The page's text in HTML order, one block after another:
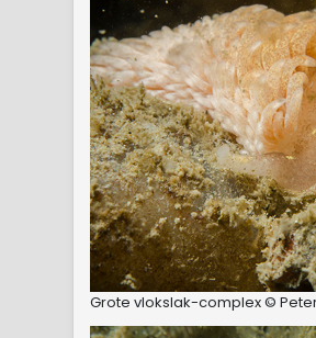
Grote vlokslak-complex © Peter